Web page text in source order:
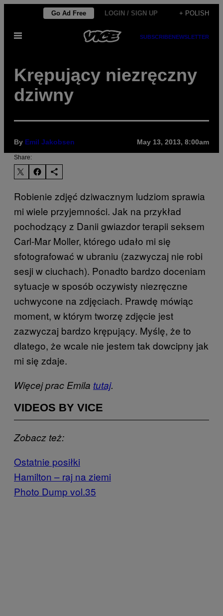
content
Go Ad Free LOGIN / SIGN UP + POLISH
Open
SUBSCRIBENEWSLETTER
Krępujący niezręczny
dziwny
By Emil Jakobsen May 13, 2013, 8:00am
Share:
Robienie zdjęć dziwacznym ludziom sprawia
mi wiele przyjemności. Jak na przykład
pochodzący z Danii gwiazdor terapii seksem
Carl-Mar Moller, którego udało mi się
sfotografować w ubraniu (zazwyczaj nie robi
sesji w ciuchach). Ponadto bardzo doceniam
sytuacje w sposób oczywisty niezręczne
uchwycone na zdjęciach. Prawdę mówiąc
moment, w którym tworzę zdjęcie jest
zazwyczaj bardzo krępujący. Myślę, że to
dlatego, że wcale nie jestem tak dowcipny jak
mi się zdaje.
Więcej prac Emila tutaj.
VIDEOS BY VICE
Zobacz też:
Ostatnie posiłki
Hamilton – raj na ziemi
Photo Dump vol.35